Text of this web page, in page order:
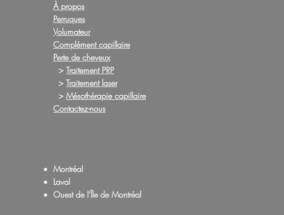
À propos
Perruques
Volumateur
Complément capillaire
Perte de cheveux
> Traitement PRP
> Traitement laser
> Mésothérapie capillaire
Contactez-nous
​Montréal
Laval
Ouest de l’Île de Montréal